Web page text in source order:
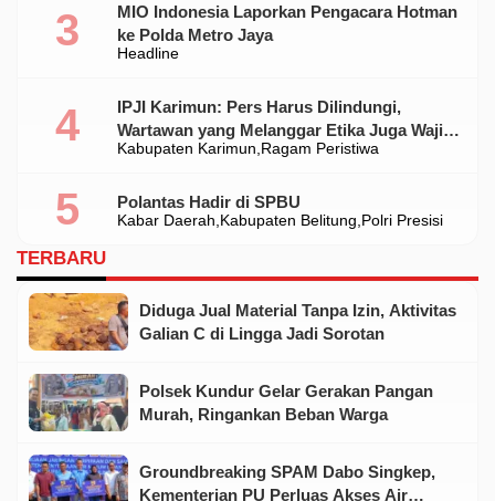
Headline
MIO Indonesia Laporkan Pengacara Hotman
ke Polda Metro Jaya
Kabupaten Karimun Ragam Peristiwa
IPJI Karimun: Pers Harus Dilindungi,
Wartawan yang Melanggar Etika Juga Wajib
Dikoreksi
Kabar Daerah Kabupaten Belitung Polri Presisi
Polantas Hadir di SPBU
TERBARU
Diduga Jual Material Tanpa Izin, Aktivitas
Galian C di Lingga Jadi Sorotan
Polsek Kundur Gelar Gerakan Pangan
Murah, Ringankan Beban Warga
Groundbreaking SPAM Dabo Singkep,
Kementerian PU Perluas Akses Air